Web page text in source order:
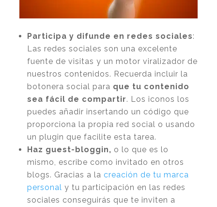
Participa y difunde en redes sociales:
Las redes sociales son una excelente
fuente de visitas y un motor viralizador de
nuestros contenidos. Recuerda incluir la
botonera social para que tu contenido
sea fácil de compartir. Los iconos los
puedes añadir insertando un código que
proporciona la propia red social o usando
un plugin que facilite esta tarea.
Haz guest-bloggin, o lo que es lo
mismo, escribe como invitado en otros
blogs. Gracias a la creación de tu marca
personal y tu participación en las redes
sociales conseguirás que te inviten a